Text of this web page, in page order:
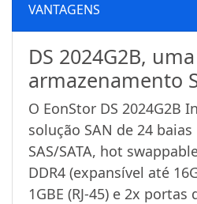
VANTAGENS
DS 2024G2B,
armazenamento
O EonStor DS 2024G2B
solução SAN de 24
SAS/SATA, hot
DDR4 (expansível até
1GBE (RJ-45) e 2x portas